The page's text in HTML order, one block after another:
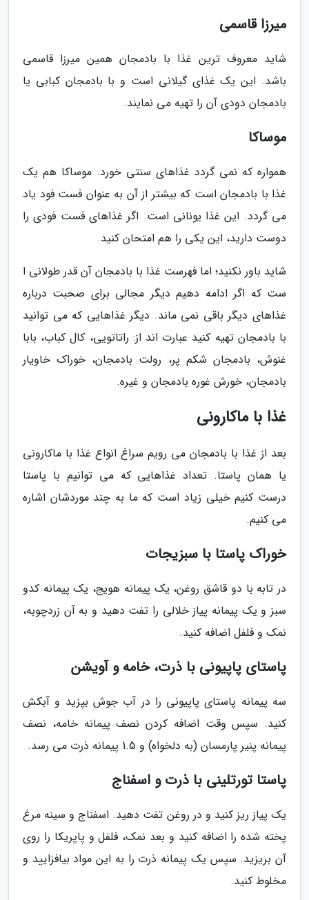
میرزا قاسمی
شاید معروف ترین غذا با بادمجان همین میرزا قاسمی
باشد. این یک غذای گیلانی است و با بادمجان کبابی یا
بادمجان دودی آن را تهیه می نمایند.
موساکا
همواره که نمی گردد غذاهای سنتی خورد. موساکا هم یک
غذا با بادمجان است که بیشتر از آن به عنوان فست فود یاد
می گردد. این غذا یونانی است. اگر غذاهای فست فودی را
دوست دارید، این یکی را هم امتحان کنید.
شاید باور نکنید؛ اما فهرست غذا با بادمجان آن قدر طولانی ا
ست که اگر ادامه دهیم دیگر مجالی برای صحبت درباره
غذاهای دیگر باقی نمی ماند. دیگر غذاهایی که می توانید
با بادمجان تهیه کنید عبارت اند از: راتاتویی، کال کباب، بابا
غنوش، بادمجان شکم پر، رولت بادمجان، خوراک خاویار
بادمجان، خورش غوره بادمجان و غیره.
غذا با ماکارونی
بعد از غذا با بادمجان می رویم سراغ انواع غذا با ماکارونی
یا همان پاستا. تعداد غذاهایی که می توانیم با پاستا
درست کنیم خیلی زیاد است که ما به چند موردشان اشاره
می کنیم.
خوراک پاستا با سبزیجات
در تابه با دو قاشق روغن، یک پیمانه هویج، یک پیمانه کدو
سبز و یک پیمانه پیاز خلالی را تفت دهید و به آن زردچوبه،
نمک و فلفل اضافه کنید.
پاستای پاپیونی با ذرت، خامه و آویشن
سه پیمانه پاستای پاپیونی را در آب جوش بپزید و آبکش
کنید. سپس وقت اضافه کردن نصف پیمانه خامه، نصف
پیمانه پنیر پارمسان (به دلخواه) و 1.5 پیمانه ذرت می رسد.
پاستا تورتلینی با ذرت و اسفناج
یک پیاز ریز کنید و در روغن تفت دهید. اسفناج و سینه مرغ
پخته شده را اضافه کنید و بعد نمک، فلفل و پاپریکا را روی
آن بریزید. سپس یک پیمانه ذرت را به این مواد بیافزایید و
مخلوط کنید.